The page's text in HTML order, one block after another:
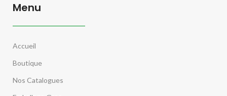
Menu
Accueil
Boutique
Nos Catalogues